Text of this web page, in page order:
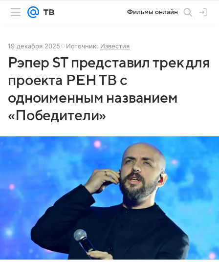
Фильмы онлайн
19 декабря 2025 Источник: Известия
Рэпер ST представил трек для
проекта РЕН ТВ с
одноименным названием
«Победители»